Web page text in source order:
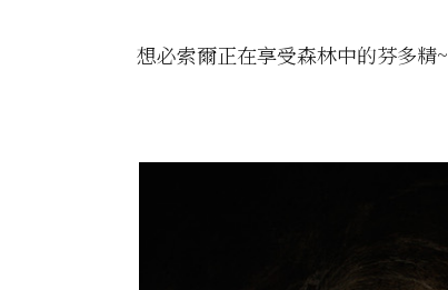
想必索爾正在享受森林中的芬多精~